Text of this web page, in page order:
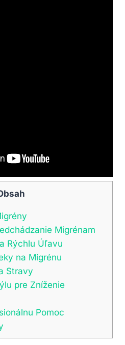
Migrénam
Rýchlu Úľavu
na Migrénu
Stravy
pre Zníženie
Pomoc